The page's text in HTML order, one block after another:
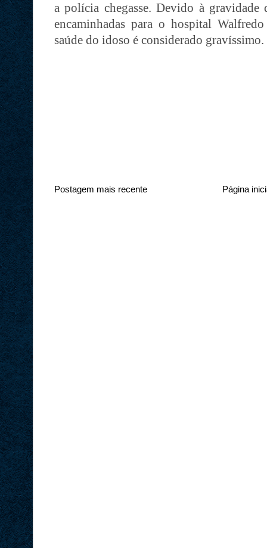
a polícia chegasse. Devido à
encaminhadas para o hospital
saúde do idoso é considerado
Postagem mais recente Página